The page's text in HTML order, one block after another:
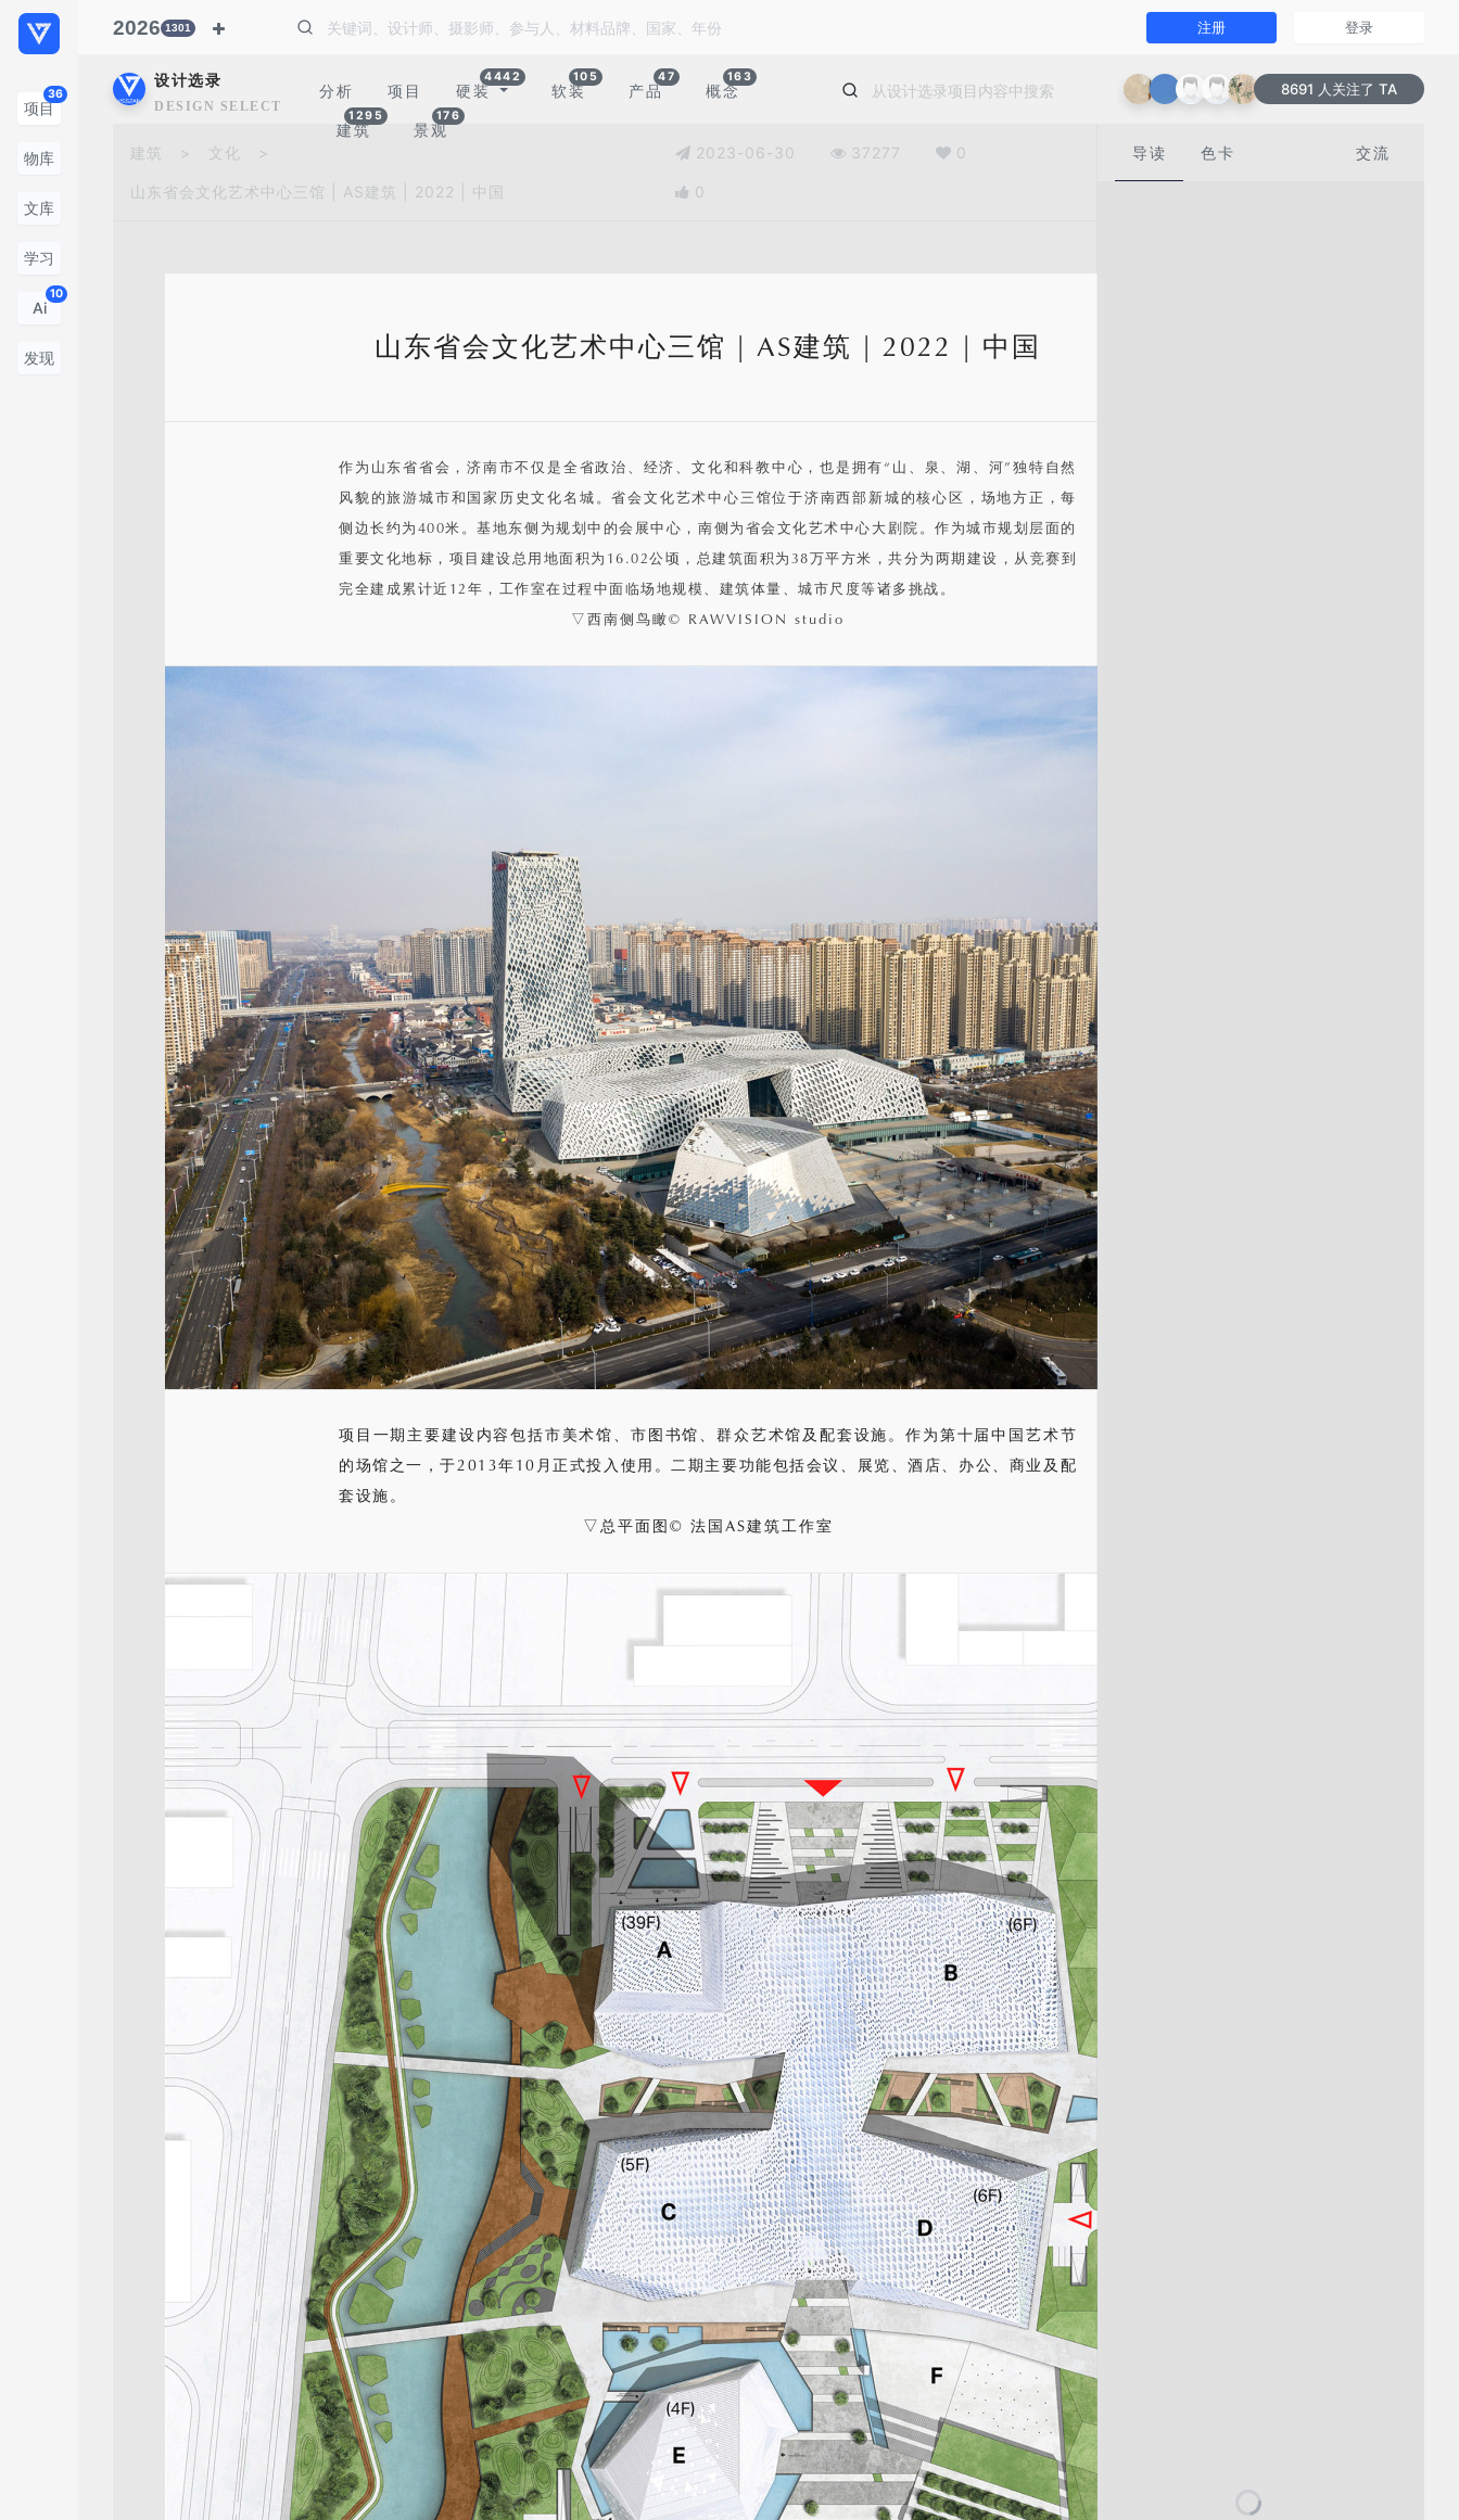
项目
36
物库
文库
学习
Ai
10
发现
2026 1301 注册 登录
设计选录
DESIGN SELECTION
分析 项目 硬装
4442
软装
105
产品
47
概念
163
建筑
1295
景观
176
8691 人关注了 TA
建筑 > 文化 >
山东省会文化艺术中心三馆 | AS建筑 | 2022 | 中国
2023-06-30 37277 0
0
山东省会文化艺术中心三馆 | AS建筑 | 2022 | 中国
作为山东省省会，济南市不仅是全省政治、经济、文化和科教中心，也是拥有“山、泉、湖、河”独特自然
风貌的旅游城市和国家历史文化名城。省会文化艺术中心三馆位于济南西部新城的核心区，场地方正，每
侧边长约为400米。基地东侧为规划中的会展中心，南侧为省会文化艺术中心大剧院。作为城市规划层面的
重要文化地标，项目建设总用地面积为16.02公顷，总建筑面积为38万平方米，共分为两期建设，从竞赛到
完全建成累计近12年，工作室在过程中面临场地规模、建筑体量、城市尺度等诸多挑战。
▽西南侧鸟瞰© RAWVISION studio
项目一期主要建设内容包括市美术馆、市图书馆、群众艺术馆及配套设施。作为第十届中国艺术节
的场馆之一，于2013年10月正式投入使用。二期主要功能包括会议、展览、酒店、办公、商业及配
套设施。
▽总平面图© 法国AS建筑工作室
导读 色卡 交流